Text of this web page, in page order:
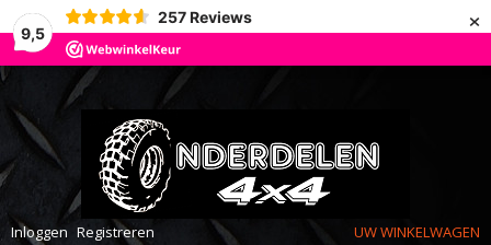
9,5
257 Reviews ×
Inloggen Registreren
UW WINKELWAGEN